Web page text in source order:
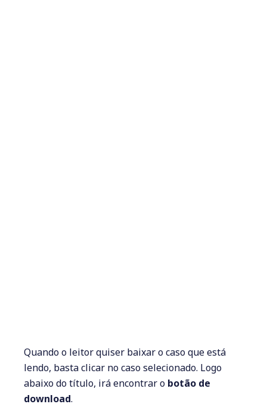
Quando o leitor quiser baixar o caso que está
lendo, basta clicar no caso selecionado. Logo
abaixo do título, irá encontrar o botão de
download.